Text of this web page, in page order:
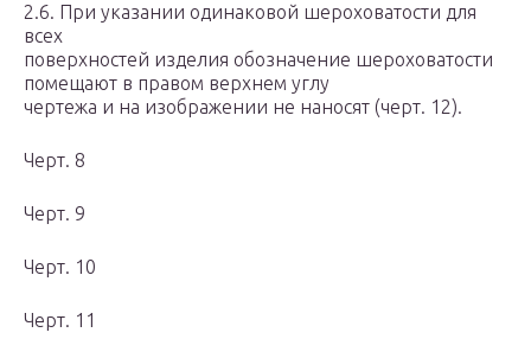
2.6. При указании одинаковой шероховатости для
всех
поверхностей изделия обозначение шероховатости
помещают в правом верхнем углу
чертежа и на изображении не наносят (черт. 12).
Черт. 8
Черт. 9
Черт. 10
Черт. 11